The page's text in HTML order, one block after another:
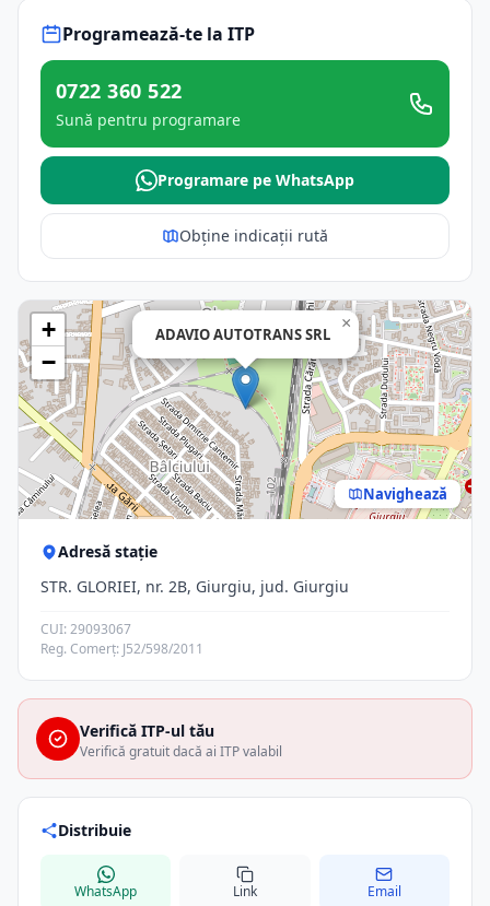
Programează-te la ITP
0722 360 522
Sună pentru programare
Programare pe WhatsApp
Obține indicații rută
ADAVIO AUTOTRANS SRL
×
+
−
Navighează
Adresă stație
STR. GLORIEI, nr. 2B, Giurgiu, jud. Giurgiu
CUI: 29093067
Reg. Comerț: J52/598/2011
Verifică ITP-ul tău
Verifică gratuit dacă ai ITP valabil
Distribuie
WhatsApp Link Email